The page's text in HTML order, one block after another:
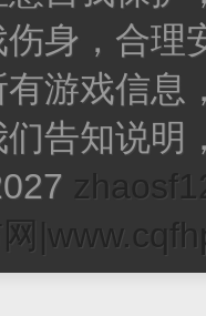
伤身，合理
游戏信息
告知说明